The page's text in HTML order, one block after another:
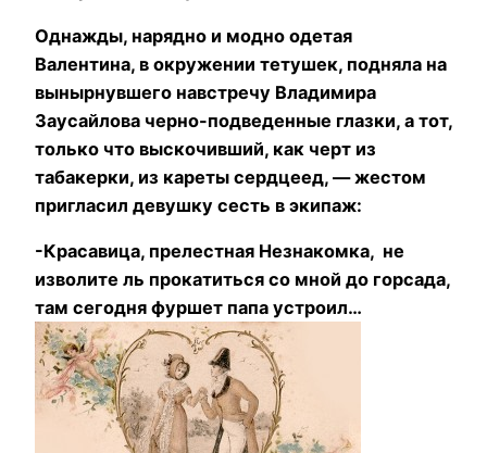
Однажды, нарядно и модно одетая
Валентина, в окружении тетушек, подняла на
вынырнувшего навстречу Владимира
Заусайлова черно-подведенные глазки, а тот,
только что выскочивший, как черт из
табакерки, из кареты сердцеед, — жестом
пригласил девушку сесть в экипаж:
-Красавица, прелестная Незнакомка, не
изволите ль прокатиться со мной до горсада,
там сегодня фуршет папа устроил…